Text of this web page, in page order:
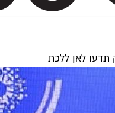
תדעו לאן ללכת